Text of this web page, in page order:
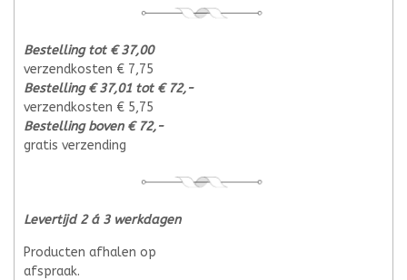
Bestelling tot € 37,00
verzendkosten € 7,75
Bestelling € 37,01 tot € 72,-
verzendkosten € 5,75
Bestelling boven € 72,-
gratis verzending
Levertijd 2 á 3 werkdagen
Producten afhalen op
afspraak.